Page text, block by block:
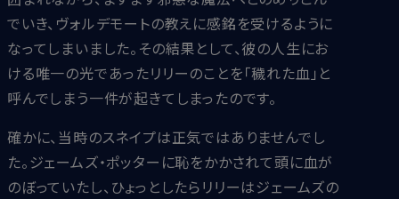
でいき、ヴォルデモートの教えに感銘を受けるように
なってしまいました。その結果として、彼の人生にお
ける唯一の光であったリリーのことを「穢れた血」と
呼んでしまう一件が起きてしまったのです。
確かに、当時のスネイプは正気ではありませんでし
た。ジェームズ・ポッターに恥をかかされて頭に血が
のぼっていたし、ひょっとしたらリリーはジェームズの